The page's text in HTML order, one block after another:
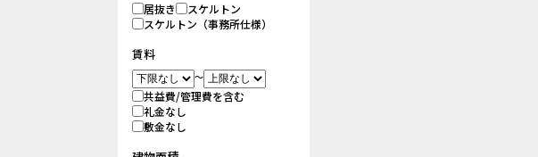
居抜き
スケルトン
スケルトン（事務所仕様）
賃料
～
共益費/管理費を含む
礼金なし
敷金なし